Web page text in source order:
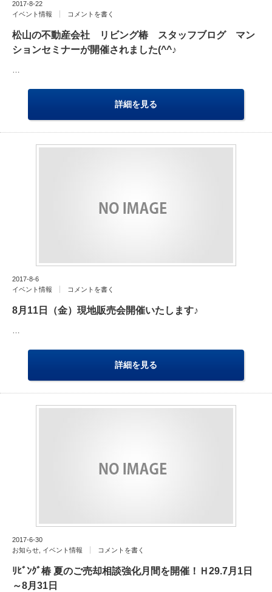
2017-8-22
イベント情報
コメントを書く
松山の不動産会社 リビング椿 スタッフブログ マン
ションセミナーが開催されました(^^♪
…
詳細を見る
2017-8-6
イベント情報
コメントを書く
8月11日（金）現地販売会開催いたします♪
…
詳細を見る
2017-6-30
お知らせ, イベント情報 コメントを書く
ﾘﾋﾞﾝｸﾞ椿 夏のご売却相談強化月間を開催！Ｈ29.7月1日
～8月31日